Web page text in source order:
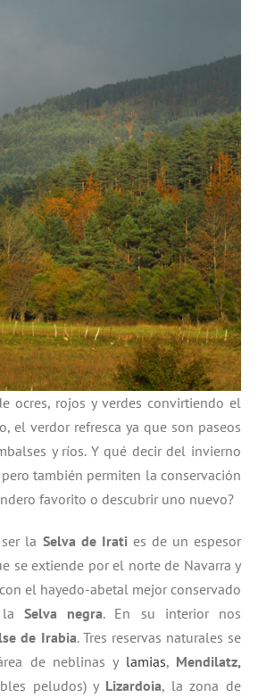
ocres, rojos y verdes convirtiendo el
el verdor refresca ya que son paseos
y ríos. Y qué decir del invierno
también permiten la conservación
favorito o descubrir uno nuevo?
la Selva de Iraties de un espesor
se extiende por el norte de Navarra y
el hayedo-abetal mejor conservado
Selva negra. En su interior nos
de Irabia. Tres reservas naturales se
de neblinas y lamias, Mendilatz,
peludos) y Lizardoia, la zona de